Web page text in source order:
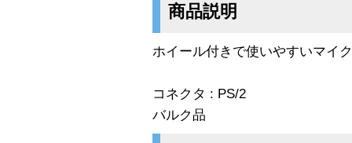
商品説明
ホイール付きで使いやすいマイ
コネクタ : PS/2
バルク品